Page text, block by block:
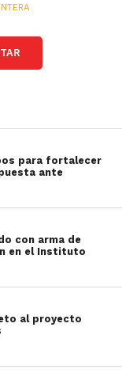
para fortalecer
ante
con arma de
en el Instituto
al proyecto